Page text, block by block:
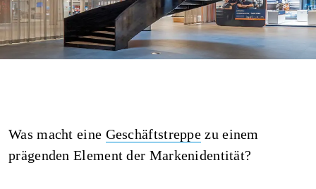
Was macht eine Geschäftstreppe zu einem
prägenden Element der Markenidentität?